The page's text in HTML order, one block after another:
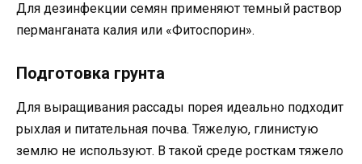
Для дезинфекции семян применяют темный раствор
перманганата калия или «Фитоспорин».
Подготовка грунта
Для выращивания рассады порея идеально подходит
рыхлая и питательная почва. Тяжелую, глинистую
землю не используют. В такой среде росткам тяжело